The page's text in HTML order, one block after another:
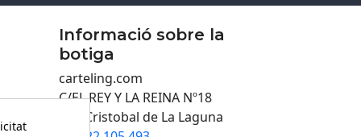
Informació sobre la
botiga
carteling.com
C/EL REY Y LA REINA Nº18
San Cristobal de La Laguna